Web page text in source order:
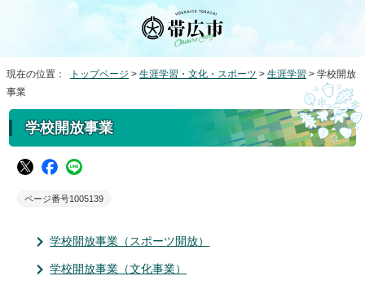
現在の位置： トップページ > 生涯学習・文化・スポーツ > 生涯学習 > 学校開放
事業
学校開放事業
ページ番号1005139
学校開放事業（スポーツ開放）
学校開放事業（文化事業）